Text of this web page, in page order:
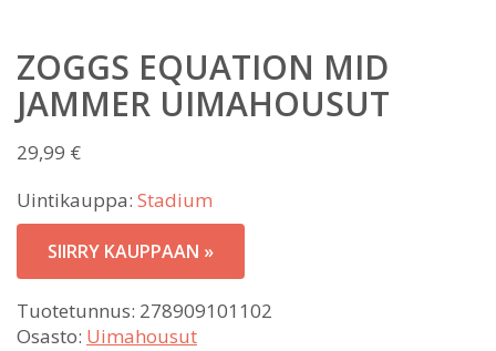
ZOGGS EQUATION MID
JAMMER UIMAHOUSUT
29,99 €
Uintikauppa: Stadium
SIIRRY KAUPPAAN »
Tuotetunnus: 278909101102
Osasto: Uimahousut